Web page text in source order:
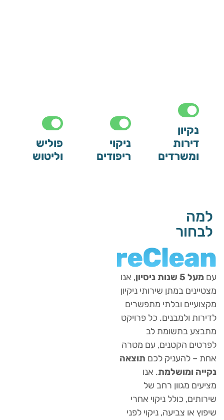
ריפודים
פוליש
וליטוש
ניסיון
, אנו
במתן שירותי ניקיון
ובלתי מתפשרים
ולמבנים. כל פרויקט
בתשומת לב
הקטנים, עם מטרה
להעניק לכםתוצאה
ומושלמת. אנו
מגוון רחב של
כולל ניקוי אחרי
או צביעה, ניקוי לפני